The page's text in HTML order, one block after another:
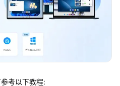
考以下教程: